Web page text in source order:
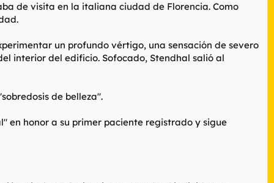
de visita en la italiana ciudad de Florencia. Como
un profundo vértigo, una sensación de severo
interior del edificio. Sofocado, Stendhal salió al
de belleza".
en honor a su primer paciente registrado y sigue